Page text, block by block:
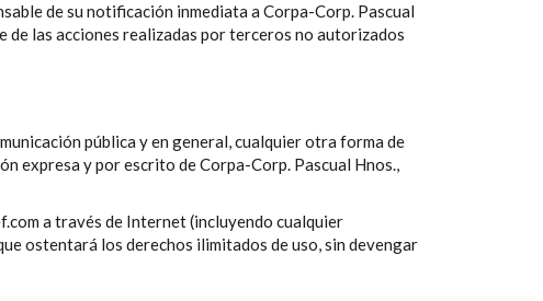
de su notificación inmediata a Corpa-Corp. Pascual
de las acciones realizadas por terceros no autorizados
pública y en general, cualquier otra forma de
expresa y por escrito de Corpa-Corp. Pascual Hnos.,
a través de Internet (incluyendo cualquier
ostentará los derechos ilimitados de uso, sin devengar